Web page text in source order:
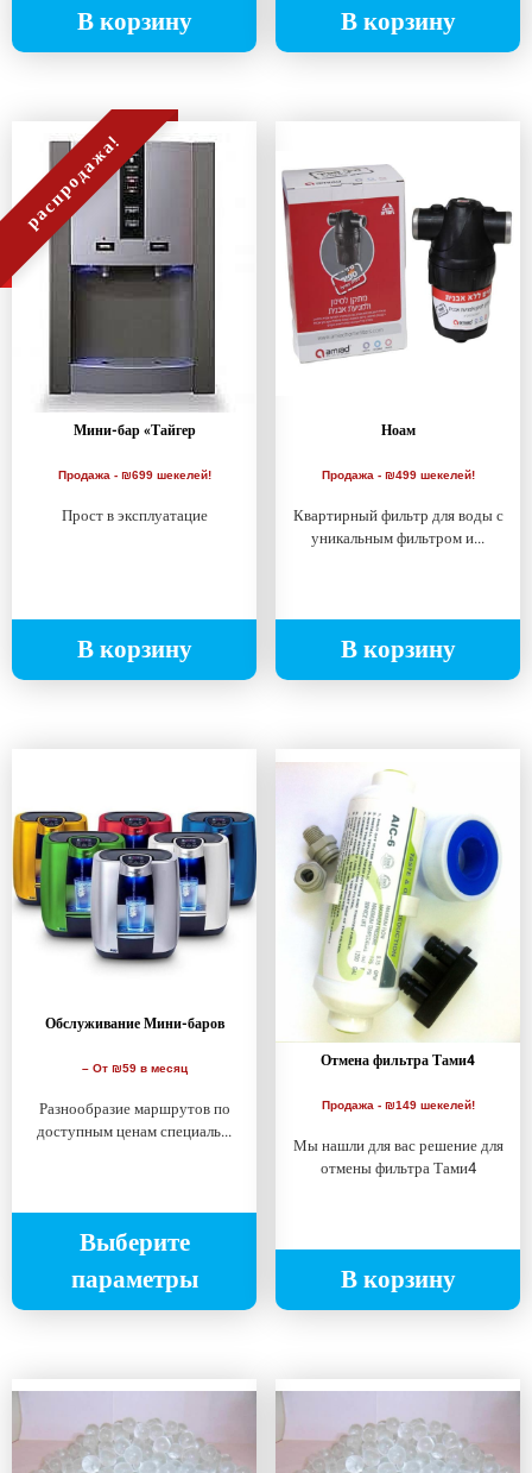
В корзину В корзину
распродажа!
Мини-бар «Тайгер
Продажа - ₪699 шекелей!
Прост в эксплуатацие
В корзину
Ноам
Продажа - ₪499 шекелей!
Квартирный фильтр для воды с
уникальным фильтром и...
В корзину
Обслуживание Мини-баров
– От ₪59 в месяц
Разнообразие маршрутов по
доступным ценам специаль...
Выберите
параметры
Отмена фильтра Тами4
Продажа - ₪149 шекелей!
Мы нашли для вас решение для
отмены фильтра Тами4
В корзину